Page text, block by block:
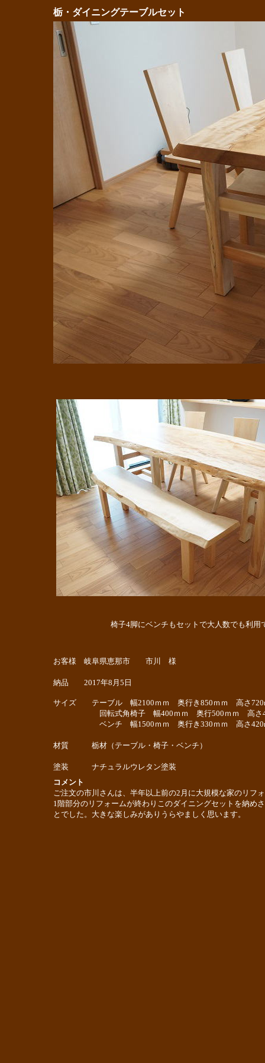
栃・ダイニングテーブルセット
椅子4脚にベンチもセットで大人数でも利用
お客様 岐阜県恵那市 市川 様
納品 2017年8月5日
サイズ テーブル 幅2100ｍｍ 奥行き850ｍｍ 高さ
回転式角椅子 幅400ｍｍ 奥行500ｍｍ 高さ420
ベンチ 幅1500ｍｍ 奥行き330ｍｍ 高さ
材質 栃材（テーブル・椅子・ベンチ）
塗装 ナチュラルウレタン塗装
コメント
ご注文の市川さんは、半年以上前の2月に大規模な家のリフ
1階部分のリフォームが終わりこのダイニングセットを納め
とでした。大きな楽しみがありうらやましく思います。